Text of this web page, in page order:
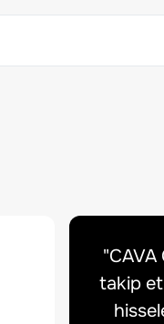
"CAVA
takip